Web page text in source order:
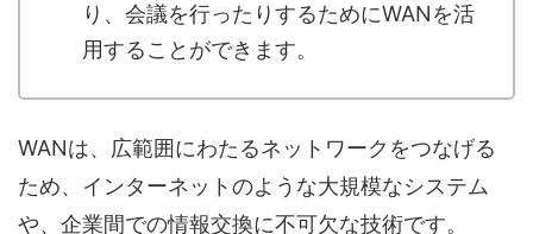
り、会議を行ったりするためにWANを活
用することができます。
WANは、広範囲にわたるネットワークをつなげる
ため、インターネットのような大規模なシステム
や、企業間での情報交換に不可欠な技術です。